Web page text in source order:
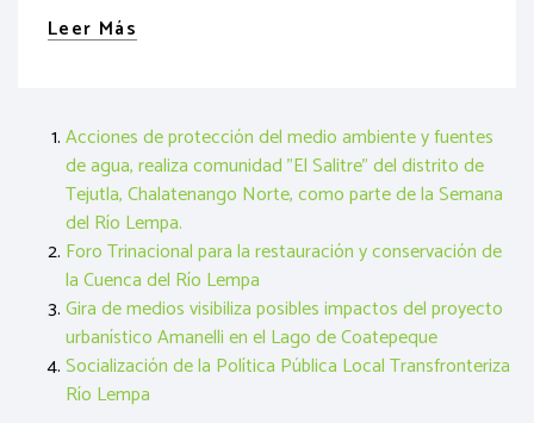
Leer Más
Acciones de protección del medio ambiente y fuentes
de agua, realiza comunidad "El Salitre" del distrito de
Tejutla, Chalatenango Norte, como parte de la Semana
del Río Lempa.
Foro Trinacional para la restauración y conservación de
la Cuenca del Río Lempa
Gira de medios visibiliza posibles impactos del proyecto
urbanístico Amanelli en el Lago de Coatepeque
Socialización de la Política Pública Local Transfronteriza
Río Lempa